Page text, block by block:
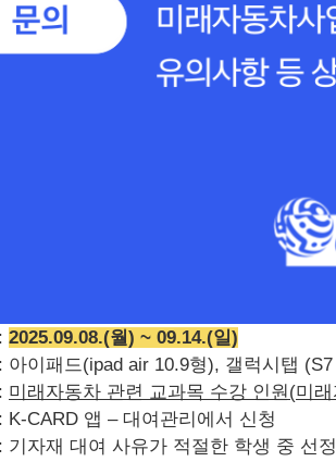
2025.09.08.(월) ~ 09.14.(일)
아이패드(ipad air 10.9형), 갤럭시탭
미래자동차 관련 교과목 수강 인원 (미
K-CARD 앱 – 대여관리에서 신청
기자재 대여 사유가 적절한 학생 중 선